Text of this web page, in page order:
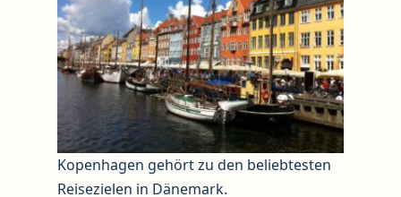
Kopenhagen gehört zu den beliebtesten
Reisezielen in Dänemark.